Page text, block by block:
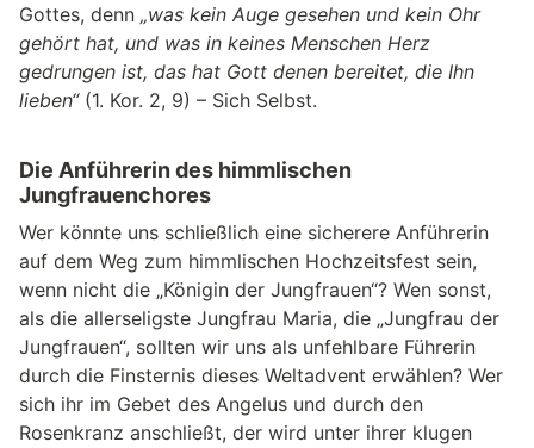
Gottes, denn „was kein Auge gesehen und kein Ohr
gehört hat, und was in keines Menschen Herz
gedrungen ist, das hat Gott denen bereitet, die Ihn
lieben“(1. Kor. 2, 9) – Sich Selbst.
Die Anführerin des himmlischen
Jungfrauenchores
Wer könnte uns schließlich eine sicherere Anführerin
auf dem Weg zum himmlischen Hochzeitsfest sein,
wenn nicht die „Königin der Jungfrauen“? Wen sonst,
als die allerseligste Jungfrau Maria, die „Jungfrau der
Jungfrauen“, sollten wir uns als unfehlbare Führerin
durch die Finsternis dieses Weltadvent erwählen? Wer
sich ihr im Gebet des Angelus und durch den
Rosenkranz anschließt, der wird unter ihrer klugen